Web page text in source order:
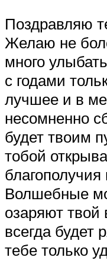
Поздравляю
Желаю не
много
с годами
лучшее и в
несомненно
будет твоим
тобой
благополучия
Волшебные
озаряют твой
всегда будет
тебе только